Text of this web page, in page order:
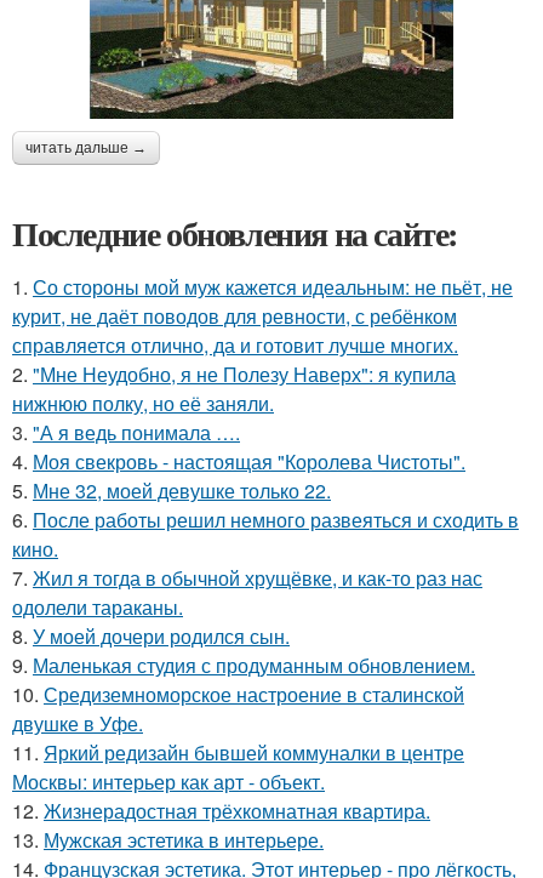
читать дальше →
Последние обновления на сайте:
1. Со стороны мой муж кажется идеальным: не пьёт, не
курит, не даёт поводов для ревности, с ребёнком
справляется отлично, да и готовит лучше многих.
2. "Мне Неудобно, я не Полезу Наверх": я купила
нижнюю полку, но её заняли.
3. "А я ведь понимала ….
4. Моя свекровь - настоящая "Королева Чистоты".
5. Мне 32, моей девушке только 22.
6. После работы решил немного развеяться и сходить в
кино.
7. Жил я тогда в обычной хрущёвке, и как-то раз нас
одолели тараканы.
8. У моей дочери родился сын.
9. Маленькая студия с продуманным обновлением.
10. Средиземноморское настроение в сталинской
двушке в Уфе.
11. Яркий редизайн бывшей коммуналки в центре
Москвы: интерьер как арт - объект.
12. Жизнерадостная трёхкомнатная квартира.
13. Мужская эстетика в интерьере.
14. Французская эстетика. Этот интерьер - про лёгкость,